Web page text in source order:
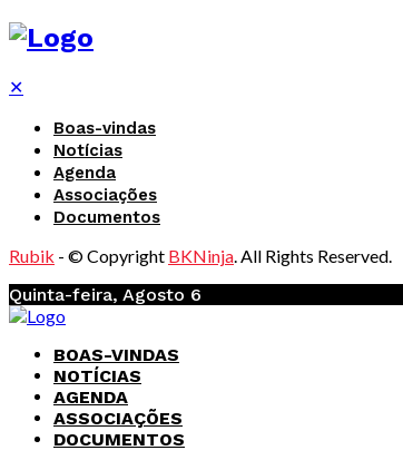
✕
Boas-vindas
Notícias
Agenda
Associações
Documentos
Rubik - © Copyright BKNinja. All Rights Reserved.
Quinta-feira, Agosto 6
BOAS-VINDAS
NOTÍCIAS
AGENDA
ASSOCIAÇÕES
DOCUMENTOS